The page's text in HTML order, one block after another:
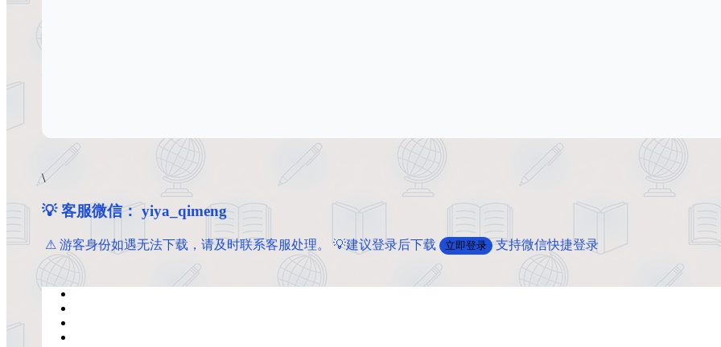
\
💡 客服微信： yiya_qimeng
️ ️⚠ 游客身份如遇无法下载，请及时联系客服处理。 💡建议登录后下载 立即登录 支持微信快捷登录